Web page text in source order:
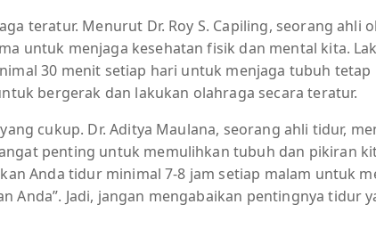
teratur. Menurut Dr. Roy S. Capiling, seorang ahli
untuk menjaga kesehatan fisik dan mental kita.
30 menit setiap hari untuk menjaga tubuh tetap
bergerak dan lakukan olahraga secara teratur.
cukup. Dr. Aditya Maulana, seorang ahli tidur,
penting untuk memulihkan tubuh dan pikiran
Anda tidur minimal 7-8 jam setiap malam untuk
Anda”. Jadi, jangan mengabaikan pentingnya tidur